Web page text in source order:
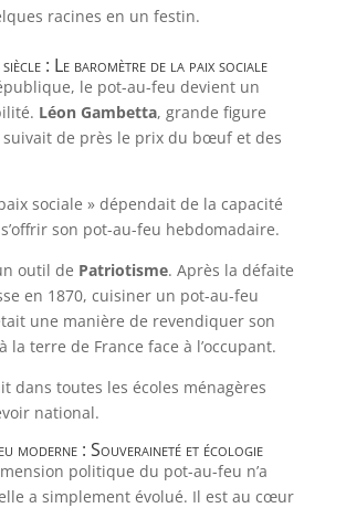
racines en un festin.
: Le baromètre de la paix sociale
le pot-au-feu devient un
Léon Gambetta, grande figure
de près le prix du bœuf et des
sociale » dépendait de la capacité
son pot-au-feu hebdomadaire.
outil de Patriotisme. Après la défaite
en 1870, cuisiner un pot-au-feu
une manière de revendiquer son
la terre de France face à l’occupant.
dans toutes les écoles ménagères
national.
moderne : Souveraineté et écologie
politique du pot-au-feu n’a
a simplement évolué. Il est au cœur